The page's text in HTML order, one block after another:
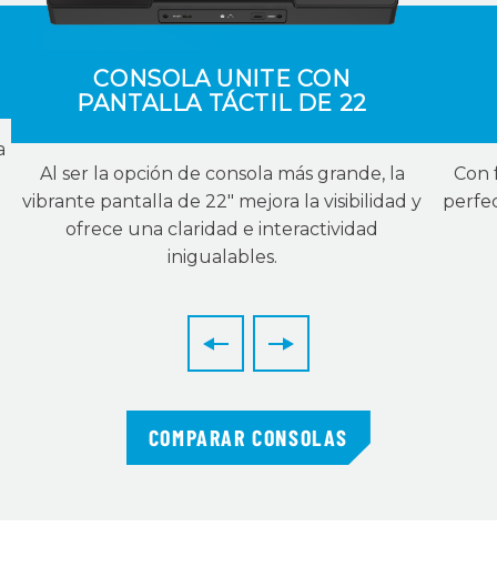
CONSOLA UNITE CON
PANTALLA TÁCTIL DE 22
Al ser la opción de consola más grande, la
vibrante pantalla de 22″ mejora la visibilidad y
ofrece una claridad e interactividad
inigualables.
Con
COMPARAR CONSOLAS